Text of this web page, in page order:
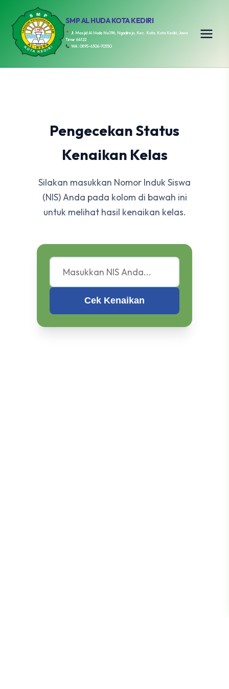
SMP AL HUDA KOTA KEDIRI
Jl. Masjid Al Huda No.196, Ngadirejo, Kec. Kota, Kota Kediri, Jawa
Timur 64122
WA: 0895-6306-70550
Pengecekan Status
Kenaikan Kelas
Silakan masukkan Nomor Induk Siswa
(NIS) Anda pada kolom di bawah ini
untuk melihat hasil kenaikan kelas.
Cek Kenaikan